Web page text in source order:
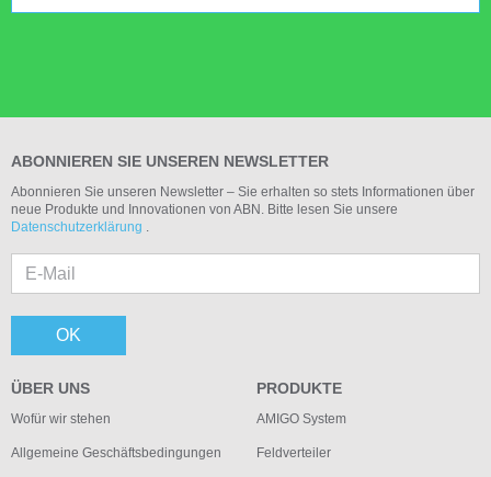
ABONNIEREN SIE UNSEREN NEWSLETTER
Abonnieren Sie unseren Newsletter – Sie erhalten so stets Informationen über
neue Produkte und Innovationen von ABN. Bitte lesen Sie unsere
Datenschutzerklärung .
OK
ÜBER UNS
Wofür wir stehen
Allgemeine Geschäftsbedingungen
PRODUKTE
AMIGO System
Feldverteiler